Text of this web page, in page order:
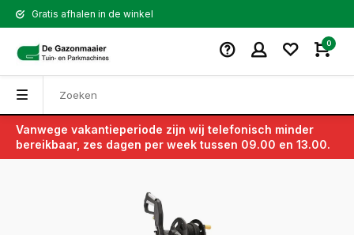
Gratis afhalen in de winkel
0
Vanwege vakantieperiode zijn wij telefonisch minder
bereikbaar, zes dagen per week tussen 09.00 en 13.00.
Terug